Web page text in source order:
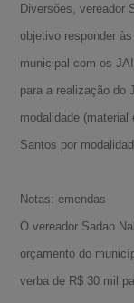
Diversões, vereador
objetivo responder
municipal com os
para a realização do
modalidade
Santos por
Notas: emendas
O vereador Sadao
orçamento do
verba de R$ 30 mil